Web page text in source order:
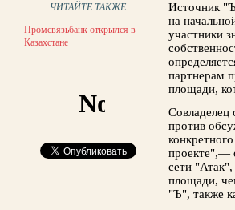
ЧИТАЙТЕ ТАКЖЕ
Промсвязьбанк открылся в
Казахстане
Источник
на
участники
партнерам
площади,
Совладелец
против
проекте",—
сети "Атак",
площади,
"Ъ", также